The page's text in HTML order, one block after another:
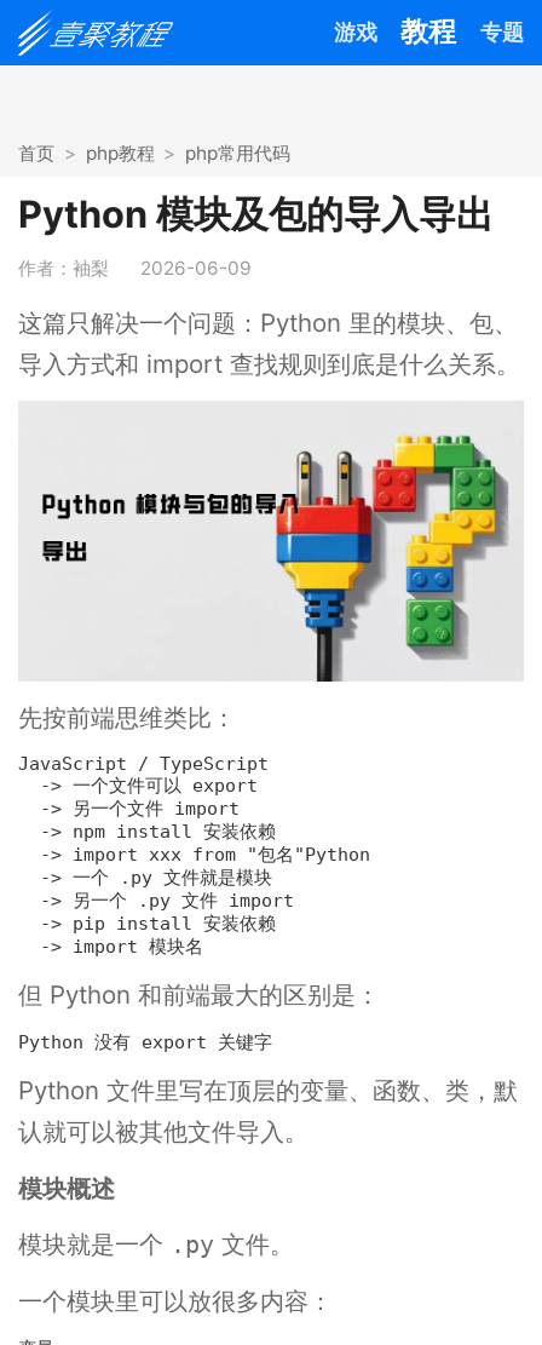
游戏 教程 专题
首页 php教程 php常用代码
Python 模块及包的导入导出
作者：袖梨 2026-06-09
这篇只解决一个问题：Python 里的模块、包、
导入方式和 import 查找规则到底是什么关系。
先按前端思维类比：
  ->
一个文件可以 export
  ->
另一个文件 import
  ->
npm install 安装依赖
  ->
import xxx from "包名"
  ->
一个 .py 文件就是模块
  ->
另一个 .py 文件 import
  ->
pip install 安装依赖
  ->
import 模块名
但 Python 和前端最大的区别是：
Python 没有 export 关键字
Python 文件里写在顶层的变量、函数、类，默
认就可以被其他文件导入。
模块概述
模块就是一个 .py 文件。
一个模块里可以放很多内容：